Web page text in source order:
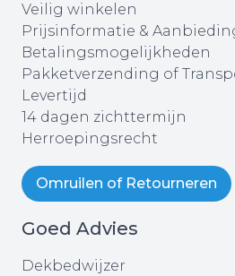
Veilig winkelen
Prijsinformatie &
Betalingsmogelijkheden
Pakketverzending of
Levertijd
14 dagen zichttermijn
Herroepingsrecht
Omruilen of Retourneren
Goed Advies
Dekbedwijzer